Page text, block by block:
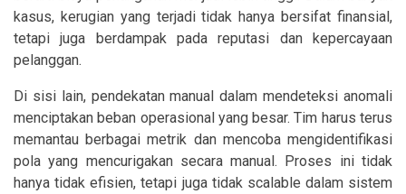
kasus, kerugian yang terjadi tidak hanya bersifat finansial,
tetapi juga berdampak pada reputasi dan kepercayaan
pelanggan.
Di sisi lain, pendekatan manual dalam mendeteksi anomali
menciptakan beban operasional yang besar. Tim harus terus
memantau berbagai metrik dan mencoba mengidentifikasi
pola yang mencurigakan secara manual. Proses ini tidak
hanya tidak efisien, tetapi juga tidak scalable dalam sistem